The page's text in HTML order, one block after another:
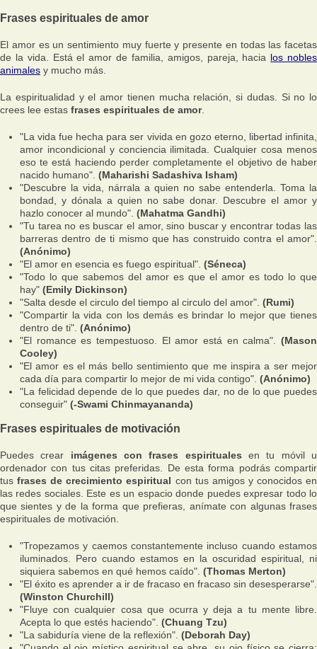
Frases espirituales de amor
El amor es un sentimiento muy fuerte y presente en todas las facetas
de la vida. Está el amor de familia, amigos, pareja, hacia los nobles
animales y mucho más.
La espiritualidad y el amor tienen mucha relación, si dudas. Si no lo
crees lee estas frases espirituales de amor.
"La vida fue hecha para ser vivida en gozo eterno, libertad infinita,
amor incondicional y conciencia ilimitada. Cualquier cosa menos
eso te está haciendo perder completamente el objetivo de haber
nacido humano". (Maharishi Sadashiva Isham)
"Descubre la vida, nárrala a quien no sabe entenderla. Toma la
bondad, y dónala a quien no sabe donar. Descubre el amor y
hazlo conocer al mundo". (Mahatma Gandhi)
"Tu tarea no es buscar el amor, sino buscar y encontrar todas las
barreras dentro de ti mismo que has construido contra el amor".
(Anónimo)
"El amor en esencia es fuego espiritual". (Séneca)
"Todo lo que sabemos del amor es que el amor es todo lo que
hay" (Emily Dickinson)
"Salta desde el circulo del tiempo al circulo del amor". (Rumi)
"Compartir la vida con los demás es brindar lo mejor que tienes
dentro de ti". (Anónimo)
"El romance es tempestuoso. El amor está en calma". (Mason
Cooley)
"El amor es el más bello sentimiento que me inspira a ser mejor
cada día para compartir lo mejor de mi vida contigo". (Anónimo)
"La felicidad depende de lo que puedes dar, no de lo que puedes
conseguir" (-Swami Chinmayananda)
Frases espirituales de motivación
Puedes crear imágenes con frases espirituales en tu móvil u
ordenador con tus citas preferidas. De esta forma podrás compartir
tusfrases de crecimiento espiritual con tus amigos y conocidos en
las redes sociales. Este es un espacio donde puedes expresar todo lo
que sientes y de la forma que prefieras, anímate con algunas frases
espirituales de motivación.
"Tropezamos y caemos constantemente incluso cuando estamos
iluminados. Pero cuando estamos en la oscuridad espiritual, ni
siquiera sabemos en qué hemos caído". (Thomas Merton)
"El éxito es aprender a ir de fracaso en fracaso sin desesperarse".
(Winston Churchill)
"Fluye con cualquier cosa que ocurra y deja a tu mente libre.
Acepta lo que estés haciendo". (Chuang Tzu)
"La sabiduría viene de la reflexión". (Deborah Day)